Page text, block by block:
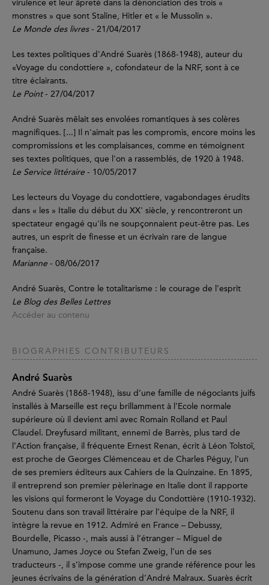
virulence et leur âpreté dans la dénonciation des trois «
monstres » que sont Staline, Hitler et « le Mussolin ».
Le Monde des livres- 21/04/2017
Les textes politiques d'André Suarès (1868-1948), auteur du
«Voyage du condottiere », cofondateur de la NRF, sont à ce
titre éclairants.
Le Point- 27/04/2017
André Suarès mêlait ses envolées romantiques à ses colères
magnifiques. [...] Il n'aimait pas les compromis, encore moins les
compromissions et les complaisances, comme en témoignent
ses textes politiques, que l'on a rassemblés, de 1920 à 1948.
Le Service littéraire - 10/05/2017
Les lecteurs du Voyage du condottiere, vagabondages érudits
dans « les » Italie du début du XX' siècle, y rencontreront un
spectateur engagé qu'ils ne soupçonnaient peut-être pas. Les
autres, un esprit de finesse et un écrivain rare de langue
française.
Marianne - 08/06/2017
André Suarès, Contre le totalitarisme : le courage de l’esprit
Le Blog des Belles Lettres
Accéder au contenu
BIOGRAPHIES CONTRIBUTEURS
André Suarès
André Suarès (1868-1948), issu d’une famille de négociants juifs
installés à Marseille est reçu brillamment à l’Ecole normale
supérieure où il devient ami avec Romain Rolland et Paul
Claudel. Dreyfusard militant, ennemi de Barrès, plus tard de
l’Action française, il fréquente Ernest Renan, écrit à Léon Tolstoï,
est proche de Georges Clémenceau et de Charles Péguy, l’un
de ses premiers éditeurs aux Cahiers de la Quinzaine. En 1895,
il entreprend son premier pèlerinage en Italie dont il rapporte
les visions qui formeront le Voyage du Condottière (1910-1932).
Soutenu dans son travail littéraire par l’équipe de la NRF, il
intègre la revue en 1912. Admiré en France – Debussy,
Bourdelle, Picasso -, mais aussi à l’étranger – Miguel de
Unamuno, James Joyce ou Stefan Zweig, l’un de ses
traducteurs -, il s’impose comme une grande référence pour les
jeunes écrivains de la génération d’André Malraux. Suarès écrit